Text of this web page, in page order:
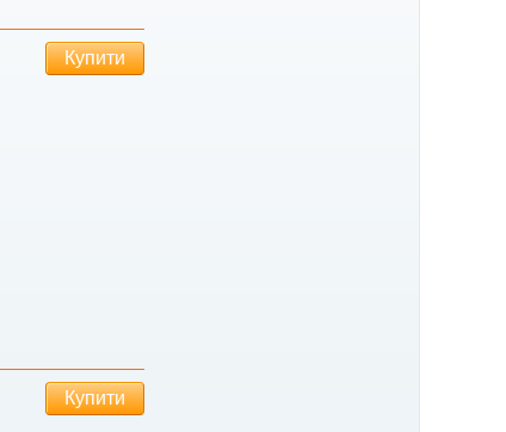
Купити
Купити